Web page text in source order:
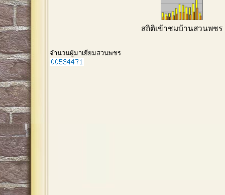
สถิติเข้าชมบ้านสวนพชร
จำนวนผู้มาเยี่ยมสวนพชร